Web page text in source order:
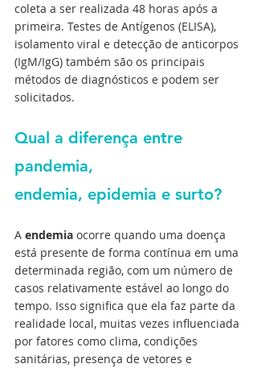
coleta a ser realizada 48 horas após a
primeira. Testes de Antígenos (ELISA),
isolamento viral e detecção de anticorpos
(IgM/IgG) também são os principais
métodos de diagnósticos e podem ser
solicitados.
Qual a diferença entre
pandemia,
endemia, epidemia e surto?
A endemia ocorre quando uma doença
está presente de forma contínua em uma
determinada região, com um número de
casos relativamente estável ao longo do
tempo. Isso significa que ela faz parte da
realidade local, muitas vezes influenciada
por fatores como clima, condições
sanitárias, presença de vetores e